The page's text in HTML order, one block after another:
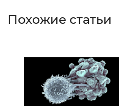
Похожие статьи